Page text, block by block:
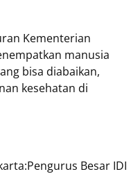
Kementerian
manusia
bisa diabaikan,
kesehatan di
Besar IDI